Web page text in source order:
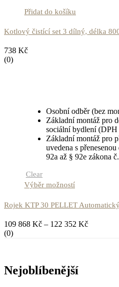
Přidat do košíku
Kotlový čistící set 3 dílný, délka
738 Kč
(0)
Osobní odběr (bez
Základní montáž pro
sociální bydlení (DPH
Základní montáž pro
uvedena s
92a až § 92e zákona
Clear
Výběr možností
Rojek KTP 30 PELLET
109 868 Kč – 122 352 Kč
(0)
Nejoblíbenější